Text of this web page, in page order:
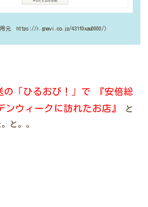
用元 https://r.gnavi.co.jp/431f0xau0000/）
の「ひるおび！」で
『安倍総
ンウィークに訪れたお店』
と
と。。